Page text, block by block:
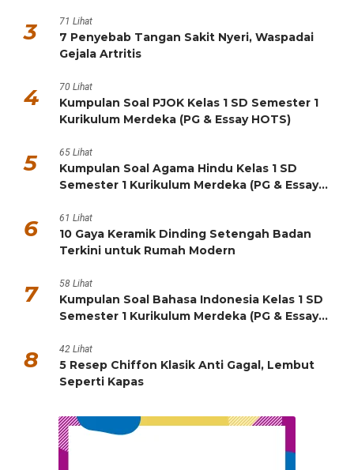
3 71 Lihat
7 Penyebab Tangan Sakit Nyeri, Waspadai
Gejala Artritis
4 70 Lihat
Kumpulan Soal PJOK Kelas 1 SD Semester 1
Kurikulum Merdeka (PG & Essay HOTS)
5 65 Lihat
Kumpulan Soal Agama Hindu Kelas 1 SD
Semester 1 Kurikulum Merdeka (PG & Essay
6 61 Lihat
10 Gaya Keramik Dinding Setengah Badan
Terkini untuk Rumah Modern
7 58 Lihat
Kumpulan Soal Bahasa Indonesia Kelas 1 SD
Semester 1 Kurikulum Merdeka (PG & Essay
8 42 Lihat
5 Resep Chiffon Klasik Anti Gagal, Lembut
Seperti Kapas